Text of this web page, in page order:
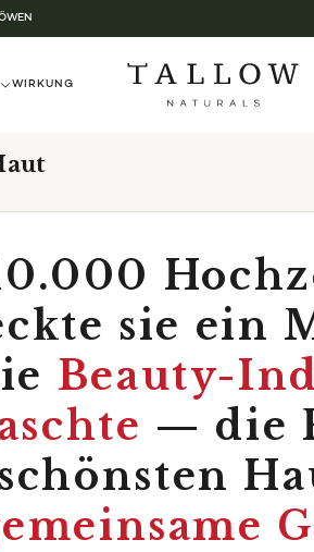
WIRKUNG
sie ein
Beauty-
— die